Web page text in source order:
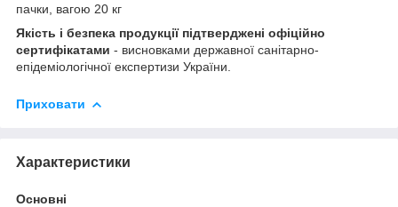
пачки, вагою 20 кг
Якість і безпека продукції підтверджені офіційно
сертифікатами - висновками державної санітарно-
епідеміологічної експертизи України.
Приховати
Характеристики
Основні